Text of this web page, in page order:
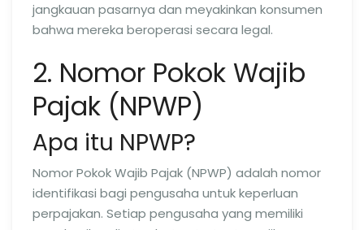
jangkauan pasarnya dan meyakinkan konsumen
bahwa mereka beroperasi secara legal.
2. Nomor Pokok Wajib
Pajak (NPWP)
Apa itu NPWP?
Nomor Pokok Wajib Pajak (NPWP) adalah nomor
identifikasi bagi pengusaha untuk keperluan
perpajakan. Setiap pengusaha yang memiliki